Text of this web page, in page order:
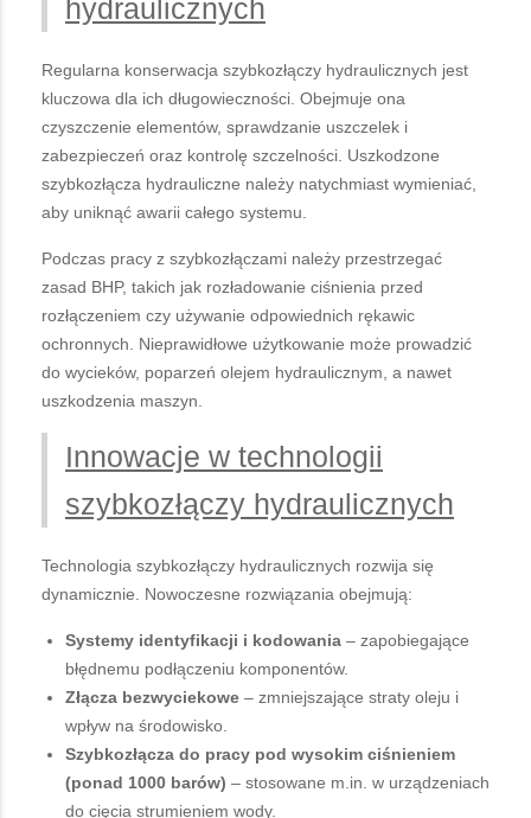
hydraulicznych
Regularna konserwacja szybkozłączy hydraulicznych jest
kluczowa dla ich długowieczności. Obejmuje ona
czyszczenie elementów, sprawdzanie uszczelek i
zabezpieczeń oraz kontrolę szczelności. Uszkodzone
szybkozłącza hydrauliczne należy natychmiast wymieniać,
aby uniknąć awarii całego systemu.
Podczas pracy z szybkozłączami należy przestrzegać
zasad BHP, takich jak rozładowanie ciśnienia przed
rozłączeniem czy używanie odpowiednich rękawic
ochronnych. Nieprawidłowe użytkowanie może prowadzić
do wycieków, poparzeń olejem hydraulicznym, a nawet
uszkodzenia maszyn.
Innowacje w technologii
szybkozłączy hydraulicznych
Technologia szybkozłączy hydraulicznych rozwija się
dynamicznie. Nowoczesne rozwiązania obejmują:
Systemy identyfikacji i kodowania – zapobiegające
błędnemu podłączeniu komponentów.
Złącza bezwyciekowe – zmniejszające straty oleju i
wpływ na środowisko.
Szybkozłącza do pracy pod wysokim ciśnieniem
(ponad 1000 barów) – stosowane m.in. w urządzeniach
do cięcia strumieniem wody.